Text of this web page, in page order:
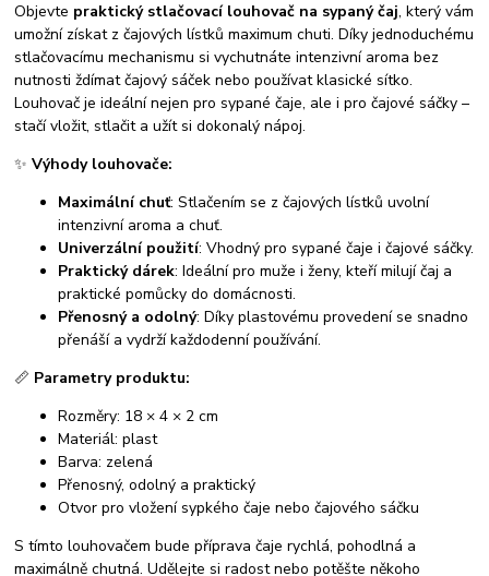
Objevte praktický stlačovací louhovač na sypaný čaj, který vám
umožní získat z čajových lístků maximum chuti. Díky jednoduchému
stlačovacímu mechanismu si vychutnáte intenzivní aroma bez
nutnosti ždímat čajový sáček nebo používat klasické sítko.
Louhovač je ideální nejen pro sypané čaje, ale i pro čajové sáčky –
stačí vložit, stlačit a užít si dokonalý nápoj.
✨Výhody louhovače:
Maximální chuť: Stlačením se z čajových lístků uvolní
intenzivní aroma a chuť.
Univerzální použití: Vhodný pro sypané čaje i čajové sáčky.
Praktický dárek: Ideální pro muže i ženy, kteří milují čaj a
praktické pomůcky do domácnosti.
Přenosný a odolný: Díky plastovému provedení se snadno
přenáší a vydrží každodenní používání.
📏 Parametry produktu:
Rozměry: 18 × 4 × 2 cm
Materiál: plast
Barva: zelená
Přenosný, odolný a praktický
Otvor pro vložení sypkého čaje nebo čajového sáčku
S tímto louhovačem bude příprava čaje rychlá, pohodlná a
maximálně chutná. Udělejte si radost nebo potěšte někoho